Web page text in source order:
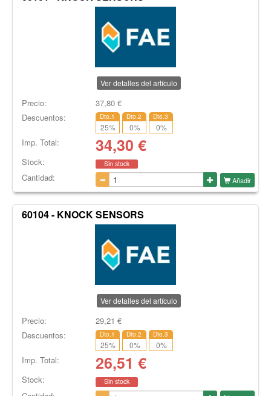
Ver detalles del artículo
Precio: 37,80€
Descuentos:
Dto.1
25%
Dto.2
0%
Dto.3
0%
Imp. Total: 34,30 €
Stock: Sin stock
Cantidad: Añadir
60104 - KNOCK SENSORS
Ver detalles del artículo
Precio: 29,21 €
Descuentos:
Dto.1
25%
Dto.2
0%
Dto.3
0%
Imp. Total: 26,51 €
Stock: Sin stock